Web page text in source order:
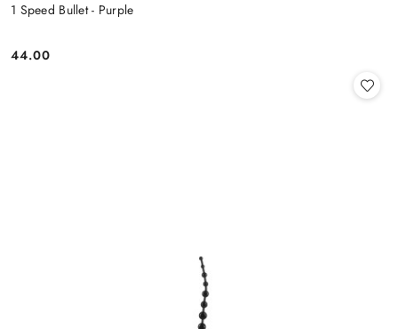
1 Speed Bullet - Purple
Cena:
44.00